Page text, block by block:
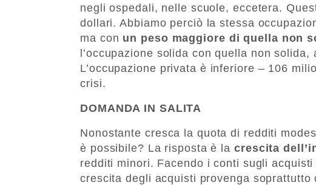
negli ospedali, nelle scuole, eccetera.
dollari. Abbiamo perciò la stessa
ma con un peso maggiore di quella non
l’occupazione solida con quella non solida,
L’occupazione privata è inferiore – 106
crisi.
DOMANDA IN SALITA
Nonostante cresca la quota di redditi
è possibile? La risposta è la crescita
redditi minori. Facendo i conti sugli
crescita degli acquisti provenga